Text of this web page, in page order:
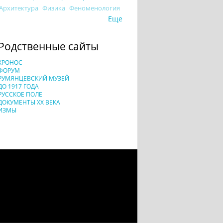
Физика Феноменология
Еще
сайты
МУЗЕЙ
1917 ГОДА
ПОЛЕ
XX ВЕКА